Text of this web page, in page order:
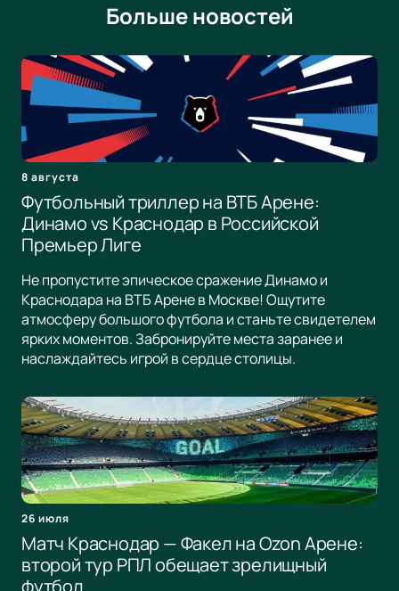
Больше новостей
8 августа
Футбольный триллер на ВТБ Арене:
Динамо vs Краснодар в Российской
Премьер Лиге
Не пропустите эпическое сражение Динамо и
Краснодара на ВТБ Арене в Москве! Ощутите
атмосферу большого футбола и станьте свидетелем
ярких моментов. Забронируйте места заранее и
наслаждайтесь игрой в сердце столицы.
26 июля
Матч Краснодар — Факел на Ozon Арене:
второй тур РПЛ обещает зрелищный